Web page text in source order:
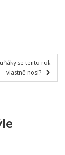
se tento rok
vlastně nosí?